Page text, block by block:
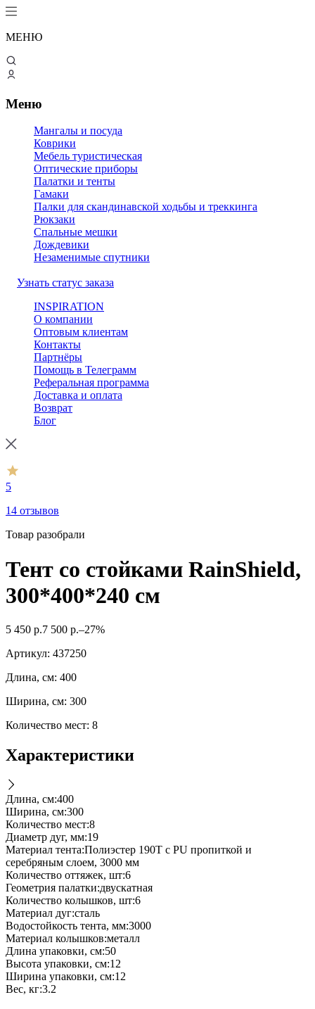
МЕНЮ
Меню
Мангалы и посуда
Коврики
Мебель туристическая
Оптические приборы
Палатки и тенты
Гамаки
Палки для скандинавской ходьбы и треккинга
Рюкзаки
Спальные мешки
Дождевики
Незаменимые спутники
Узнать статус заказа
INSPIRATION
О компании
Оптовым клиентам
Контакты
Партнёры
Помощь в Телеграмм
Реферальная программа
Доставка и оплата
Возврат
Блог
5
14 отзывов
Товар разобрали
Тент со стойками RainShield,
300*400*240 см
5 450 р.7 500 р.–27%
Артикул: 437250
Длина, см: 400
Ширина, см: 300
Количество мест: 8
Характеристики
Длина, см:400
Ширина, см:300
Количество мест:8
Диаметр дуг, мм:19
Материал тента:Полиэстер 190T с PU пропиткой и
серебряным слоем, 3000 мм
Количество оттяжек, шт:6
Геометрия палатки:двускатная
Количество колышков, шт:6
Материал дуг:сталь
Водостойкость тента, мм:3000
Материал колышков:металл
Длина упаковки, см:50
Высота упаковки, см:12
Ширина упаковки, см:12
Вес, кг:3.2